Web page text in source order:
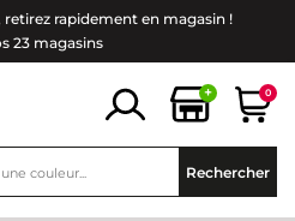
rapidement en magasin !
23 magasins
+ 0
Rechercher